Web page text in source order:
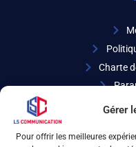
Gérer
Pour offrir les meilleures
Charte